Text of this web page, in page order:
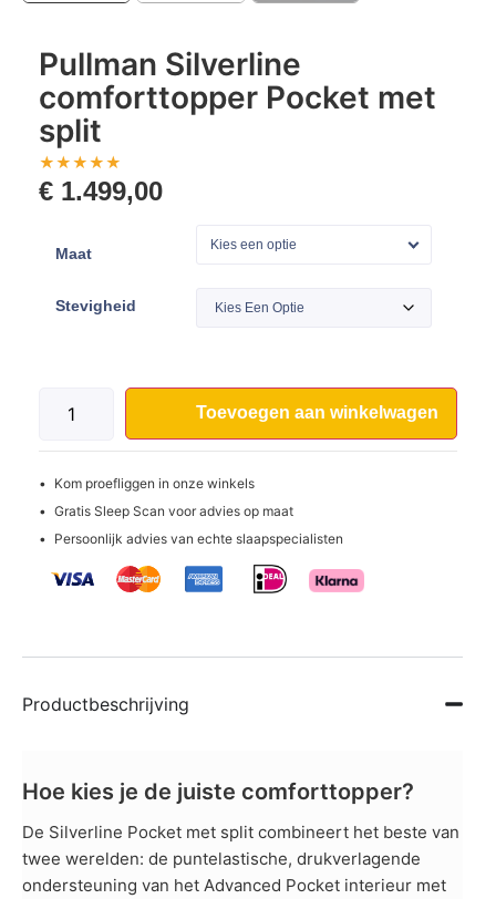
Pullman Silverline
comforttopper Pocket met
split
★★★★★
€ 1.499,00
Maat Kies een optie
Stevigheid
Toevoegen aan winkelwagen
Kom proefliggen in onze winkels
Gratis Sleep Scan voor advies op maat
Persoonlijk advies van echte slaapspecialisten
Productbeschrijving
Hoe kies je de juiste comforttopper?
De Silverline Pocket met split combineert het beste van
twee werelden: de puntelastische, drukverlagende
ondersteuning van het Advanced Pocket interieur met